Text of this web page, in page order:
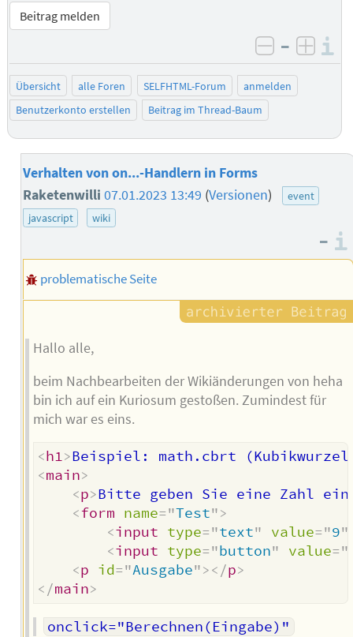
Beitrag melden
negativ
–
Übersicht alle Foren SELFHTML-Forum
anmelden
Benutzerkonto erstellen
Beitrag im Thread-Baum
Verhalten von on...-Handlern in Forms
Raketenwilli07.01.2023 13:49 (Versionen)
event
javascript
wiki
–
problematische Seite
Hallo alle,
beim Nachbearbeiten der Wikiänderungen von heha
bin ich auf ein Kuriosum gestoßen. Zumindest für
mich war es eins.
<h1>Beispiel: math.cbrt
<main>
<p>Bitte geben Sie eine Zahl
<form name="Test">
<input type="text" value="9"
<input type="button" value="
<p id="Ausgabe"></p>
</main>
onclick="Berechnen(Eingabe)"